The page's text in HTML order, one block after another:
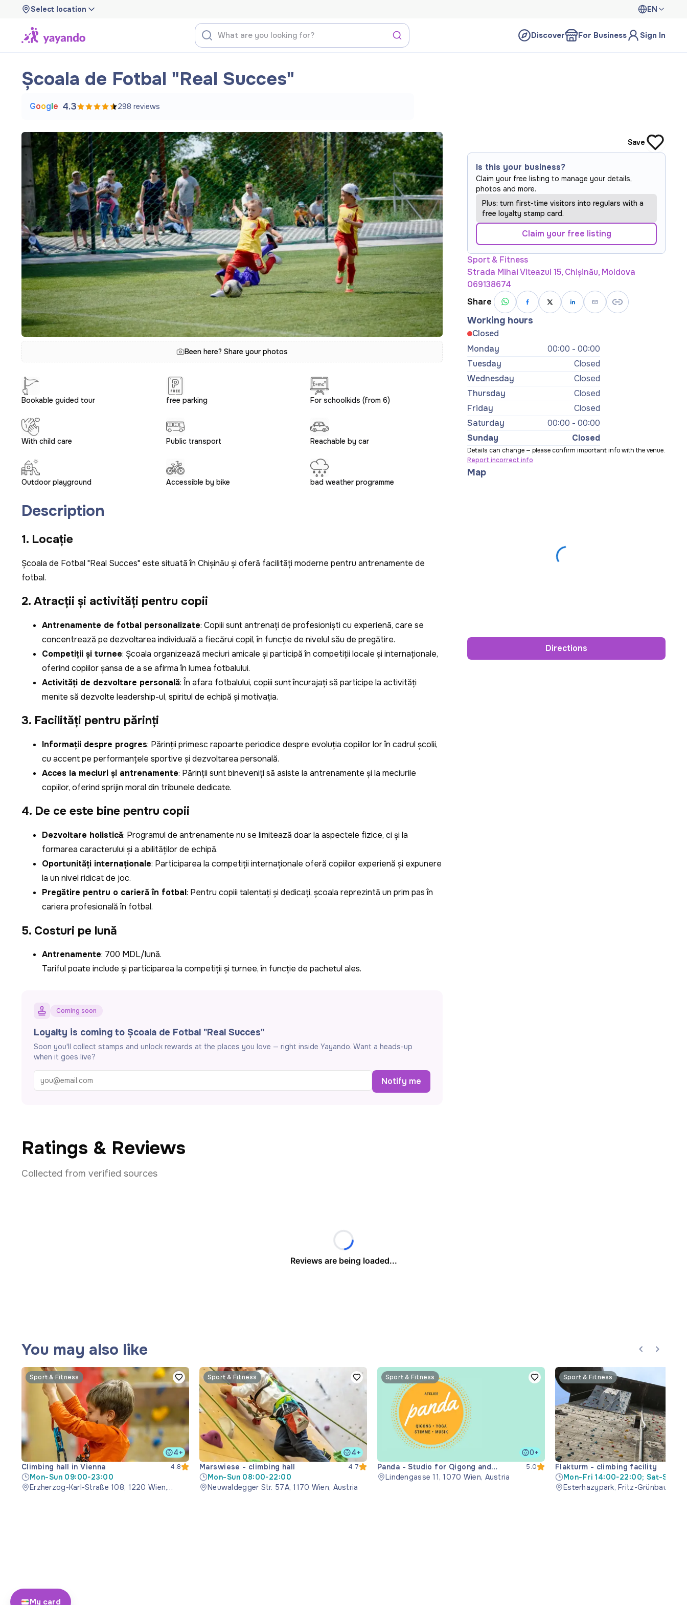
Select location EN
Discover For Business Sign In
Școala de Fotbal "Real Succes"
Google 4.3 298 reviews
Been here? Share your photos
Bookable guided tour free parking For schoolkids (from 6)
With child care Public transport Reachable by car
Outdoor playground Accessible by bike bad weather programme
Description
1. Locație
Școala de Fotbal "Real Succes" este situată în Chișinău și oferă facilități moderne pentru antrenamente de
fotbal.
2. Atracții și activități pentru copii
Antrenamente de fotbal personalizate: Copiii sunt antrenați de profesioniști cu experiență, care se
concentrează pe dezvoltarea individuală a fiecărui copil, în funcție de nivelul său de pregătire.
Competiții și turnee: Școala organizează meciuri amicale și participă în competiții locale și internaționale,
oferind copiilor șansa de a se afirma în lumea fotbalului.
Activități de dezvoltare personală: În afara fotbalului, copiii sunt încurajați să participe la activități
menite să dezvolte leadership-ul, spiritul de echipă și motivația.
3. Facilități pentru părinți
Informații despre progres: Părinții primesc rapoarte periodice despre evoluția copiilor lor în cadrul școlii,
cu accent pe performanțele sportive și dezvoltarea personală.
Acces la meciuri și antrenamente: Părinții sunt bineveniți să asiste la antrenamente și la meciurile
copiilor, oferind sprijin moral din tribunele dedicate.
4. De ce este bine pentru copii
Dezvoltare holistică: Programul de antrenamente nu se limitează doar la aspectele fizice, ci și la
formarea caracterului și a abilităților de echipă.
Oportunități internaționale: Participarea la competiții internaționale oferă copiilor experiență și expunere
la un nivel ridicat de joc.
Pregătire pentru o carieră în fotbal: Pentru copiii talentați și dedicați, școala reprezintă un prim pas în
cariera profesională în fotbal.
5. Costuri pe lună
Antrenamente: 700 MDL/lună.
Tariful poate include și participarea la competiții și turnee, în funcție de pachetul ales.
Coming soon
Loyalty is coming to Școala de Fotbal "Real Succes"
Soon you'll collect stamps and unlock rewards at the places you love — right inside Yayando. Want a heads-up
when it goes live?
Notify me
Save
Is this your business?
Claim your free listing to manage your details,
photos and more.
Plus: turn first-time visitors into regulars with a
free loyalty stamp card.
Claim your free listing
Sport & Fitness
Strada Mihai Viteazul 15, Chișinău, Moldova
069138674
Share
Working hours
Closed
Monday
00:00 - 00:00
Tuesday
Closed
Wednesday
Closed
Thursday
Closed
Friday
Closed
Saturday
00:00 - 00:00
Sunday
Closed
Details can change — please confirm important info with the venue.
Report incorrect info
Map
Directions
Ratings & Reviews
Collected from verified sources
Reviews are being loaded...
You may also like
Sport & Fitness
4+
Climbing hall in Vienna
4.8
Mon-Sun 09:00-23:00
Erzherzog-Karl-Straße 108, 1220 Wien,
Sport & Fitness
4+
Marswiese - climbing hall
4.7
Mon-Sun 08:00-22:00
Neuwaldegger Str. 57A, 1170 Wien, Austria
Sport & Fitness
0+
Panda - Studio for Qigong and
Music
5.0
Lindengasse 11, 1070 Wien, Austria
Sport & Fitness
Flakturm - climbing facility
Mon-Fri 14:00-22:00; Sat-Sun
22:00
Esterhazypark, Fritz-Grünbaum-
My card